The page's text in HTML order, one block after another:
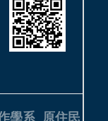
學系 原住民